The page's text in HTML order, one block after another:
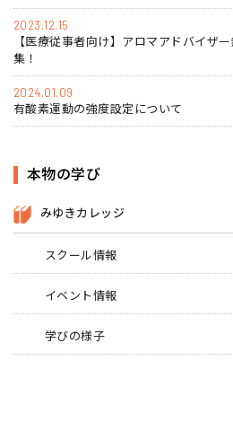
2023.12.15
【医療従事者向け】アロマアドバイザ
集！
2024.01.09
有酸素運動の強度設定について
本物の学び
みゆきカレッジ
スクール情報
イベント情報
学びの様子